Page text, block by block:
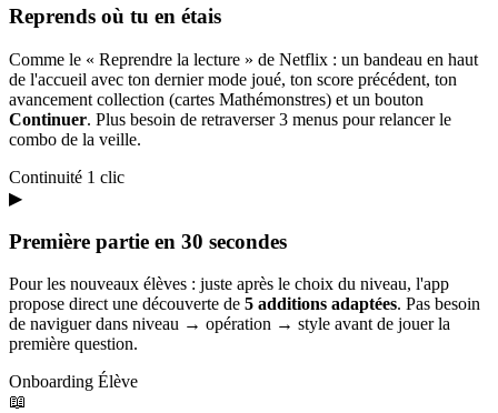
Reprends où tu en étais
Comme le « Reprendre la lecture » de Netflix : un bandeau en haut
de l'accueil avec ton dernier mode joué, ton score précédent, ton
avancement collection (cartes Mathémonstres) et un bouton
Continuer. Plus besoin de retraverser 3 menus pour relancer le
combo de la veille.
Continuité 1 clic
▶
Première partie en 30 secondes
Pour les nouveaux élèves : juste après le choix du niveau, l'app
propose direct une découverte de 5 additions adaptées. Pas besoin
de naviguer dans niveau → opération → style avant de jouer la
première question.
Onboarding Élève
📖